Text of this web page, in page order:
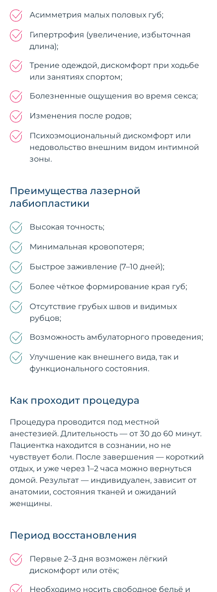
Асимметрия малых половых губ;
Гипертрофия (увеличение, избыточная
длина);
Трение одеждой, дискомфорт при ходьбе
или занятиях спортом;
Болезненные ощущения во время секса;
Изменения после родов;
Психоэмоциональный дискомфорт или
недовольство внешним видом интимной
зоны.
Преимущества лазерной
лабиопластики
Высокая точность;
Минимальная кровопотеря;
Быстрое заживление (7–10 дней);
Более чёткое формирование края губ;
Отсутствие грубых швов и видимых
рубцов;
Возможность амбулаторного проведения;
Улучшение как внешнего вида, так и
функционального состояния.
Как проходит процедура
Процедура проводится под местной
анестезией. Длительность — от 30 до 60 минут.
Пациентка находится в сознании, но не
чувствует боли. После завершения — короткий
отдых, и уже через 1–2 часа можно вернуться
домой. Результат — индивидуален, зависит от
анатомии, состояния тканей и ожиданий
женщины.
Период восстановления
Первые 2–3 дня возможен лёгкий
дискомфорт или отёк;
Необходимо носить свободное бельё и